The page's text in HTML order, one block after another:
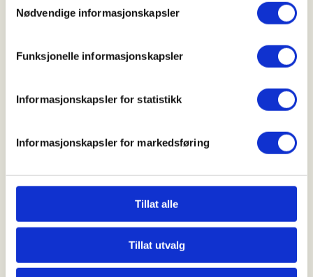
Nødvendige informasjonskapsler
Funksjonelle informasjonskapsler
Informasjonskapsler for statistikk
Informasjonskapsler for markedsføring
Tillat alle
Tillat utvalg
Erling Lae, styreleder i Norsk Friluftsliv. Foto: Joe Urrutia/Norsk
Opp av godstolen